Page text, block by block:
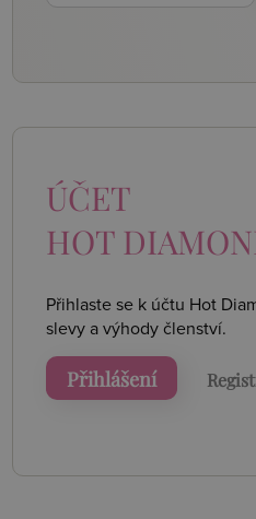
ÚČET
HOT
Přihlaste se k účtu Hot
slevy a výhody členství.
Přihlášení